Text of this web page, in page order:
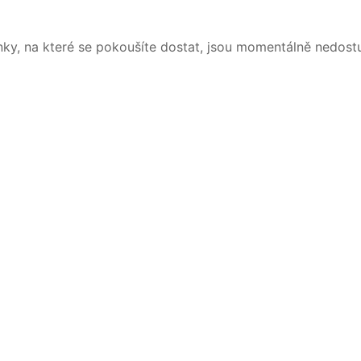
na které se pokoušíte dostat, jsou momentálně